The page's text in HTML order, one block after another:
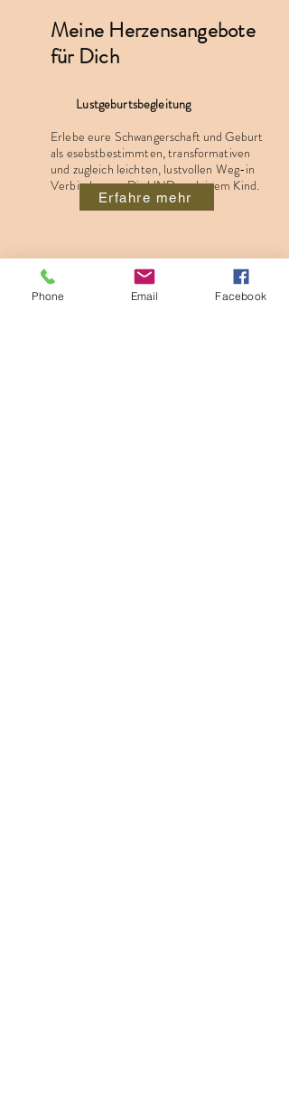
Meine Herzensangebote
für Dich
Lustgeburtsbegleitung
Erlebe eure Schwangerschaft und Geburt
als esebstbestimmten, transformativen
und zugleich leichten, lustvollen Weg-in
Verbindung zu Dir UND zu deinem Kind.
Numerologie
Entdecke deinen Seelenplan-Durch die
Erfahre mehr
Phone Email Facebook